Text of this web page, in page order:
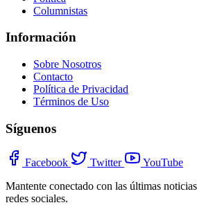
Columnistas
Información
Sobre Nosotros
Contacto
Política de Privacidad
Términos de Uso
Síguenos
Facebook Twitter
YouTube
Mantente conectado con las últimas
redes sociales.